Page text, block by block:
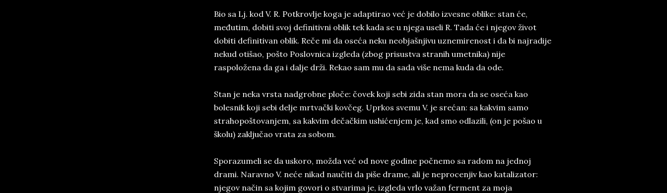
Bio sa Lj. kod V. R. Potkrovlje koga je adaptirao već je dobilo izvesne oblike: stan će,
međutim, dobiti svoj definitivni oblik tek kada se u njega useli R. Tada će i njegov život
dobiti definitivan oblik. Reče mi da oseća neku neobjašnjivu uznemirenost i da bi najradije
nekud otišao, pošto Poslovnica izgleda (zbog prisustva stranih umetnika) nije
raspoložena da ga i dalje drži. Rekao sam mu da sada više nema kuda da ode.
Stan je neka vrsta nadgrobne ploče: čovek koji sebi zida stan mora da se oseća kao
bolesnik koji sebi delje mrtvački kovčeg. Uprkos svemu V. je srećan: sa kakvim samo
strahopoštovanjem, sa kakvim dečačkim ushićenjem je, kad smo odlazili, (on je pošao u
školu) zaključao vrata za sobom.
Sporazumeli se da uskoro, možda već od nove godine počnemo sa radom na jednoj
drami. Naravno V. neće nikad naučiti da piše drame, ali je neprocenjiv kao katalizator:
njegov način sa kojim govori o stvarima je, izgleda vrlo važan ferment za moja